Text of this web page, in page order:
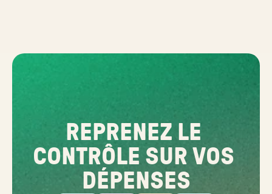
REPRENEZ LE
CONTRÔLE SUR VOS
DÉPENSES